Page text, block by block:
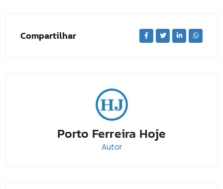
Compartilhar
Porto Ferreira Hoje
Autor